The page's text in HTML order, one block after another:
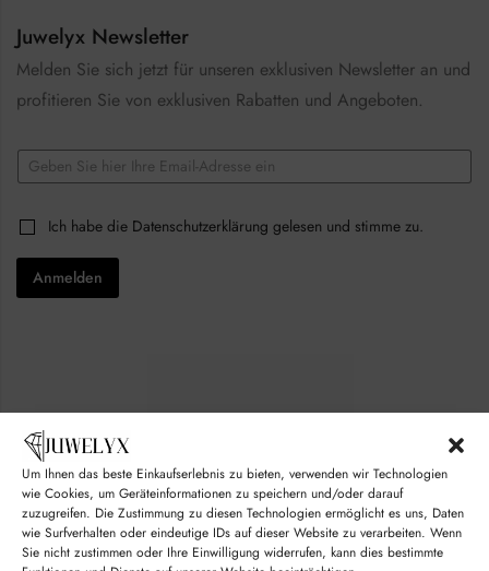
Um Ihnen das beste Einkaufserlebnis zu bieten, verwenden wir Technologien
wie Cookies, um Geräteinformationen zu speichern und/oder darauf
zuzugreifen. Die Zustimmung zu diesen Technologien ermöglicht es uns, Daten
wie Surfverhalten oder eindeutige IDs auf dieser Website zu verarbeiten. Wenn
Sie nicht zustimmen oder Ihre Einwilligung widerrufen, kann dies bestimmte
Juwelyx Newsletter
Melden Sie sich jetzt für unseren exklusiven Newsletter an und
profitieren Sie von exklusiven Rabatten und Angeboten.
m
i
l
E
E
lC
h
e
k
*
Ich habe die Datenschutzerklärung gelesen und stimme zu.
Anmelden
© juwelyx.com
by„Moisha“und„David“